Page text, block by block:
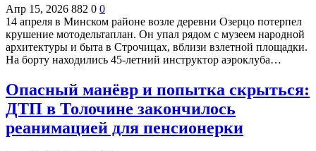
Апр 15, 2026 882 0 0
14 апреля в Минском районе возле деревни Озерцо потерпел
крушение мотодельтаплан. Он упал рядом с музеем народной
архитектуры и быта в Строчицах, вблизи взлетной площадки.
На борту находились 45-летний инструктор аэроклуба…
Опасный манёвр и попытка скрыться:
ДТП в Толочине закончилось
реанимацией для пенсионерки